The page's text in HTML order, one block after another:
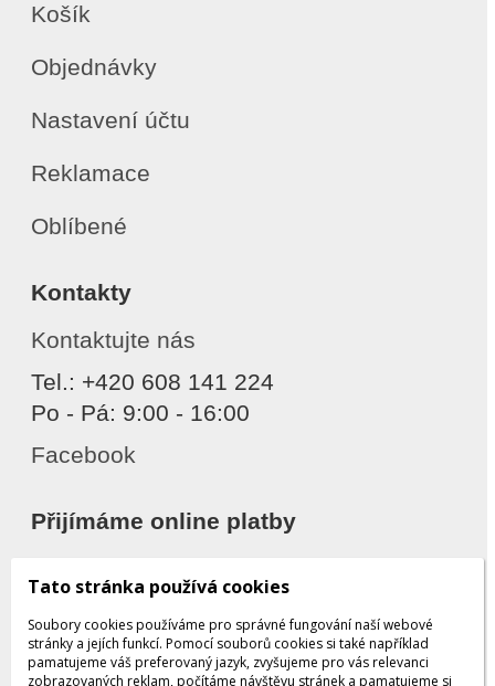
Košík
Objednávky
Nastavení účtu
Reklamace
Oblíbené
Kontakty
Kontaktujte nás
Tel.: +420 608 141 224
Po - Pá: 9:00 - 16:00
Facebook
Přijímáme online platby
Tato stránka používá cookies
Soubory cookies používáme pro správné fungování naší webové
stránky a jejích funkcí. Pomocí souborů cookies si také například
pamatujeme váš preferovaný jazyk, zvyšujeme pro vás relevanci
zobrazovaných reklam, počítáme návštěvu stránek a pamatujeme si